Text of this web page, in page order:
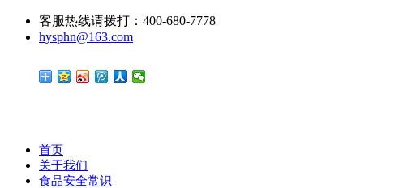
客服热线请拨打：400-680-7778
hysphn@163.com
首页
关于我们
食品安全常识